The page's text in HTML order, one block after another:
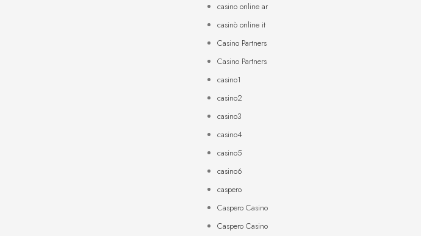
casino online ar
casinò online it
Casino Partners
Casino Partners
casino1
casino2
casino3
casino4
casino5
casino6
caspero
Caspero Casino
Caspero Casino